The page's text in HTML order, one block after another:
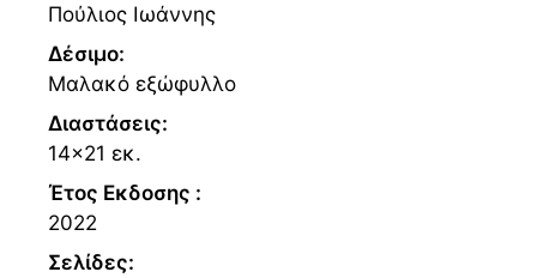
Πούλιος Ιωάννης
Δέσιμο:
Μαλακό εξώφυλλο
Διαστάσεις:
14x21 εκ.
Έτος Εκδοσης :
2022
Σελίδες: